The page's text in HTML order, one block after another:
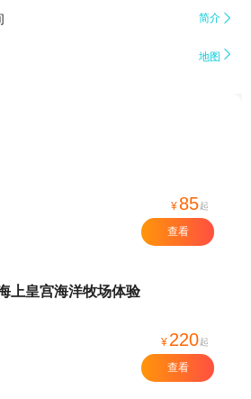
简介 
地图 
¥ 85起
查看
上皇宫海洋牧场体验
¥ 220起
查看